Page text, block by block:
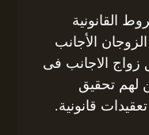
القانونية
الأجانب
الاجانب فى
لهم تحقيق
قانونية.